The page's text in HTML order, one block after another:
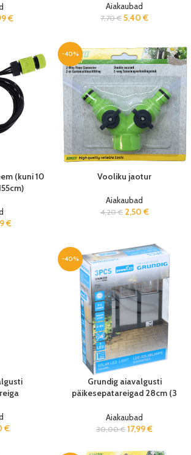
€
Aiakaubad
7,70€ 5,40 €
(kuni 10
€
-40%
Vooliku jaotur
Aiakaubad
4,20€ 2,50 €
€
-40%
Grundig aiavalgusti
päikesepatareigad 28cm (3
Aiakaubad
30,00€ 17,99€